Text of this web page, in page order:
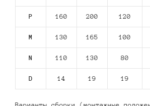
P 160 200 120
M 130 165 100
N 110 130 80
D 14 19 19